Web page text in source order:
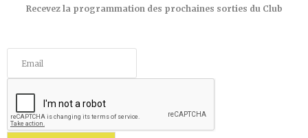
Recevez la programmation des prochaines sorties du Club